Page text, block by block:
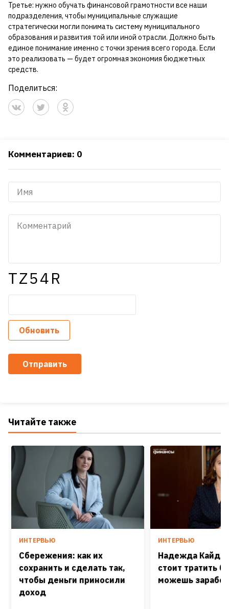
Третье: нужно обучать финансовой грамотности все наши
подразделения, чтобы муниципальные служащие
стратегически могли понимать систему муниципального
образования и развития той или иной отрасли. Должно быть
единое понимание именно с точки зрения всего города. Если
это реализовать — будет огромная экономия бюджетных
средств.
Поделиться:
Комментариев: 0
TZ54R
Обновить
Отправить
Читайте также
ИНТЕРВЬЮ
Сбережения: как их
сохранить и сделать так,
чтобы деньги приносили
доход
ИНТЕРВЬЮ
Надежда
стоит тратить
можешь